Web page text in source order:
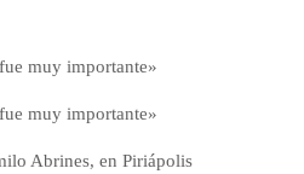
muy importante»
muy importante»
Abrines, en Piriápolis